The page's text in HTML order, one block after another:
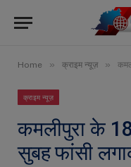
Home » क्राइम न्यूज़ »
क्राइम न्यूज़
कमलीपुरा के
सुबह फांसी